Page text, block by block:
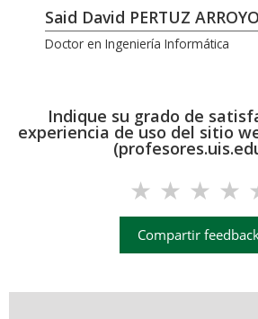
Said David PERTUZ ARROYO
Doctor en Ingeniería Informática
Indique su grado de
experiencia de uso del sitio